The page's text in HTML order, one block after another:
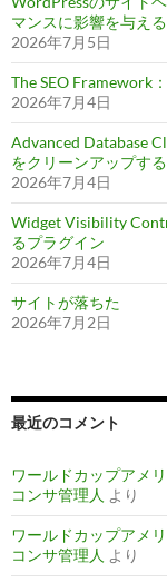
マンスに影響を与え
2026年7月5日
The SEO Framework
2026年7月4日
Advanced Database
をクリーンアップす
2026年7月4日
Widget Visibility
るプラグイン
2026年7月4日
サイトが落ちた
2026年7月2日
最近のコメント
ワールドカップアメ
コンサ管理人 より
ワールドカップアメ
コンサ管理人 より